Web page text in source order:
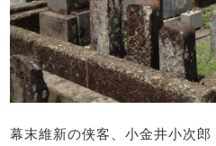
幕末維新の侠客、小金井小次郎